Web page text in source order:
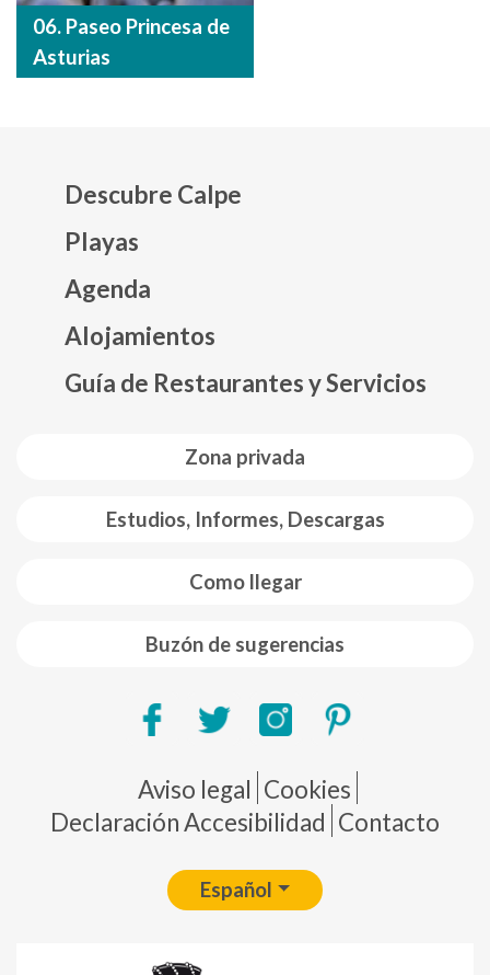
06. Paseo Princesa de
Asturias
Zona privada
Estudios, Informes, Descargas
Como llegar
Buzón de sugerencias
Descubre Calpe
Playas
Agenda
Alojamientos
Guía de Restaurantes y Servicios
Pie de página
Aviso legal Cookies
Declaración Accesibilidad Contacto
Español